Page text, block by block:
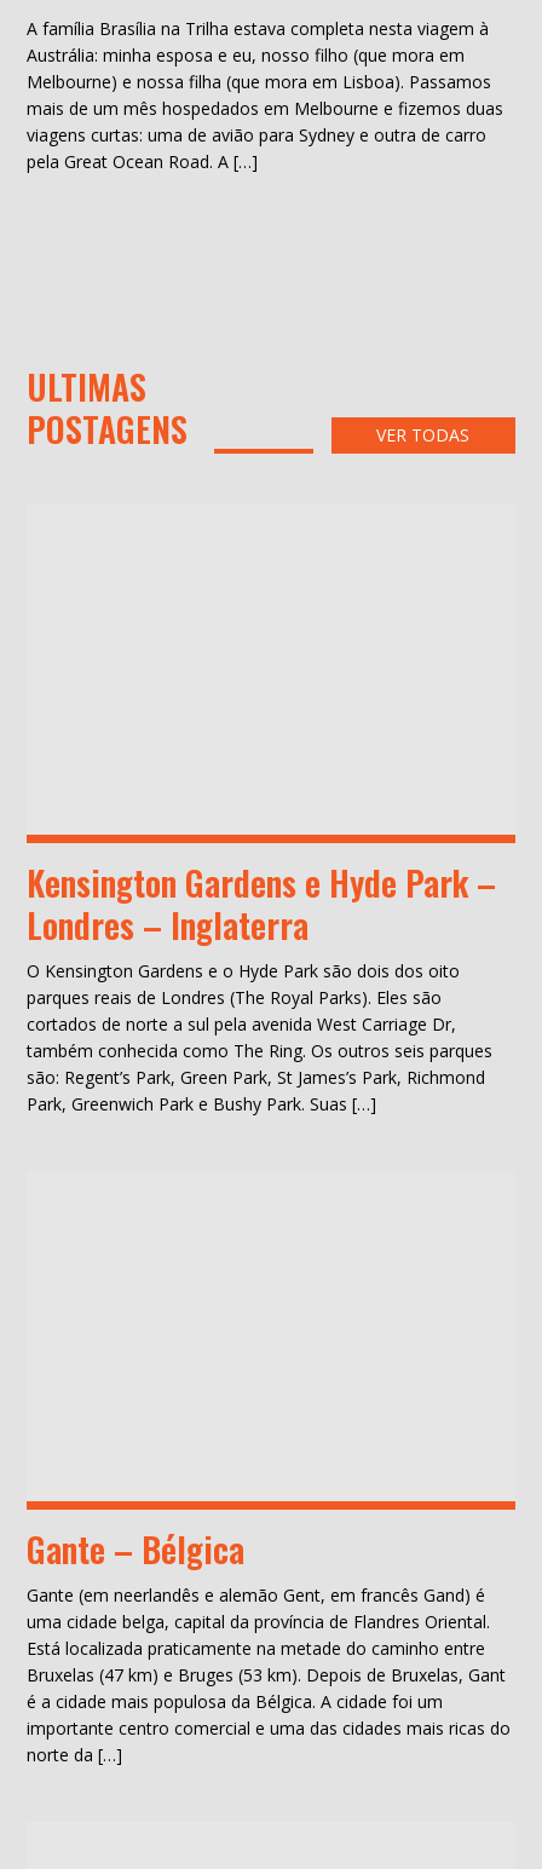
A família Brasília na Trilha estava completa nesta viagem à
Austrália: minha esposa e eu, nosso filho (que mora em
Melbourne) e nossa filha (que mora em Lisboa). Passamos
mais de um mês hospedados em Melbourne e fizemos duas
viagens curtas: uma de avião para Sydney e outra de carro
pela Great Ocean Road. A […]
ULTIMAS
POSTAGENS
VER TODAS
Kensington Gardens e Hyde Park –
Londres – Inglaterra
O Kensington Gardens e o Hyde Park são dois dos oito
parques reais de Londres (The Royal Parks). Eles são
cortados de norte a sul pela avenida West Carriage Dr,
também conhecida como The Ring. Os outros seis parques
são: Regent’s Park, Green Park, St James’s Park, Richmond
Park, Greenwich Park e Bushy Park. Suas […]
Gante – Bélgica
Gante (em neerlandês e alemão Gent, em francês Gand) é
uma cidade belga, capital da província de Flandres Oriental.
Está localizada praticamente na metade do caminho entre
Bruxelas (47 km) e Bruges (53 km). Depois de Bruxelas, Gant
é a cidade mais populosa da Bélgica. A cidade foi um
importante centro comercial e uma das cidades mais ricas do
norte da […]